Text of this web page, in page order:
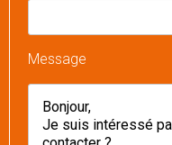
Message